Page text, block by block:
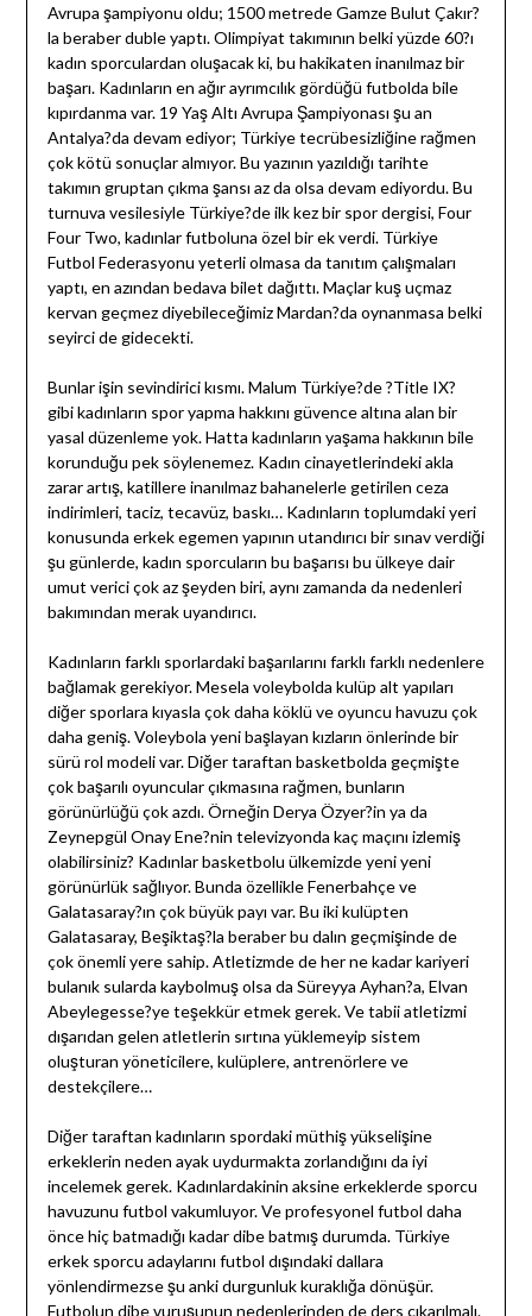
Avrupa şampiyonu oldu; 1500 metrede Gamze Bulut Çakır?
la beraber duble yaptı. Olimpiyat takımının belki yüzde 60?ı
kadın sporculardan oluşacak ki, bu hakikaten inanılmaz bir
başarı. Kadınların en ağır ayrımcılık gördüğü futbolda bile
kıpırdanma var. 19 Yaş Altı Avrupa Şampiyonası şu an
Antalya?da devam ediyor; Türkiye tecrübesizliğine rağmen
çok kötü sonuçlar almıyor. Bu yazının yazıldığı tarihte
takımın gruptan çıkma şansı az da olsa devam ediyordu. Bu
turnuva vesilesiyle Türkiye?de ilk kez bir spor dergisi, Four
Four Two, kadınlar futboluna özel bir ek verdi. Türkiye
Futbol Federasyonu yeterli olmasa da tanıtım çalışmaları
yaptı, en azından bedava bilet dağıttı. Maçlar kuş uçmaz
kervan geçmez diyebileceğimiz Mardan?da oynanmasa belki
seyirci de gidecekti.
Bunlar işin sevindirici kısmı. Malum Türkiye?de ?Title IX?
gibi kadınların spor yapma hakkını güvence altına alan bir
yasal düzenleme yok. Hatta kadınların yaşama hakkının bile
korunduğu pek söylenemez. Kadın cinayetlerindeki akla
zarar artış, katillere inanılmaz bahanelerle getirilen ceza
indirimleri, taciz, tecavüz, baskı… Kadınların toplumdaki yeri
konusunda erkek egemen yapının utandırıcı bir sınav verdiği
şu günlerde, kadın sporcuların bu başarısı bu ülkeye dair
umut verici çok az şeyden biri, aynı zamanda da nedenleri
bakımından merak uyandırıcı.
Kadınların farklı sporlardaki başarılarını farklı farklı nedenlere
bağlamak gerekiyor. Mesela voleybolda kulüp alt yapıları
diğer sporlara kıyasla çok daha köklü ve oyuncu havuzu çok
daha geniş. Voleybola yeni başlayan kızların önlerinde bir
sürü rol modeli var. Diğer taraftan basketbolda geçmişte
çok başarılı oyuncular çıkmasına rağmen, bunların
görünürlüğü çok azdı. Örneğin Derya Özyer?in ya da
Zeynepgül Onay Ene?nin televizyonda kaç maçını izlemiş
olabilirsiniz? Kadınlar basketbolu ülkemizde yeni yeni
görünürlük sağlıyor. Bunda özellikle Fenerbahçe ve
Galatasaray?ın çok büyük payı var. Bu iki kulüpten
Galatasaray, Beşiktaş?la beraber bu dalın geçmişinde de
çok önemli yere sahip. Atletizmde de her ne kadar kariyeri
bulanık sularda kaybolmuş olsa da Süreyya Ayhan?a, Elvan
Abeylegesse?ye teşekkür etmek gerek. Ve tabii atletizmi
dışarıdan gelen atletlerin sırtına yüklemeyip sistem
oluşturan yöneticilere, kulüplere, antrenörlere ve
destekçilere…
Diğer taraftan kadınların spordaki müthiş yükselişine
erkeklerin neden ayak uydurmakta zorlandığını da iyi
incelemek gerek. Kadınlardakinin aksine erkeklerde sporcu
havuzunu futbol vakumluyor. Ve profesyonel futbol daha
önce hiç batmadığı kadar dibe batmış durumda. Türkiye
erkek sporcu adaylarını futbol dışındaki dallara
yönlendirmezse şu anki durgunluk kuraklığa dönüşür.
Futbolun dibe vuruşunun nedenlerinden de ders çıkarılmalı.